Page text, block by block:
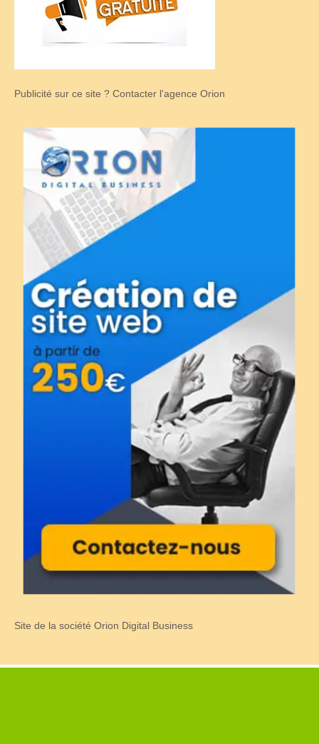
Publicité sur ce site ? Contacter l'agence Orion
Site de la société Orion Digital Business